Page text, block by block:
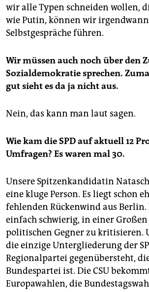
wir alle Typen schneiden wollen,
wie Putin, können wir
Selbstgespräche führen.
Wir müssen auch noch über den
Sozialdemokratie sprechen.
gut sieht es da ja nicht aus.
Nein, das kann man laut sagen.
Wie kam die SPD auf aktuell 12
Umfragen? Es waren mal 30.
Unsere Spitzenkandidatin
eine kluge Person. Es liegt schon
fehlenden Rückenwind aus
einfach schwierig, in einer
politischen Gegner zu kritisieren.
die einzige Untergliederung der
Regionalpartei gegenübersteht,
Bundespartei ist. Die CSU
Europawahlen, die